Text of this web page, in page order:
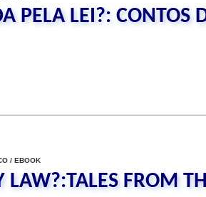
PELA LEI?: CONTOS
/ EBOOK
LAW?:TALES FROM